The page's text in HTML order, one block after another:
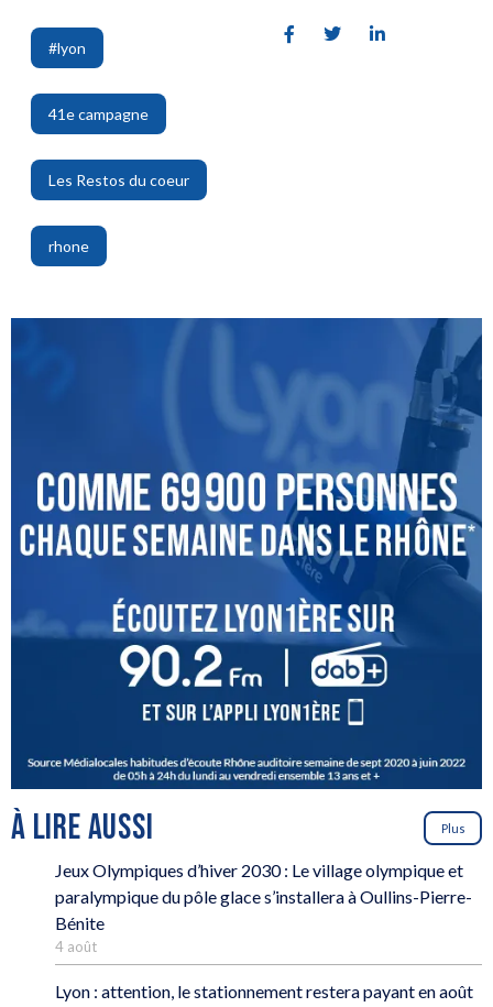
#lyon
,
41e campagne
,
Les Restos du coeur
,
rhone
À LIRE AUSSI Plus
Jeux Olympiques d’hiver 2030 : Le village olympique et
paralympique du pôle glace s’installera à Oullins-Pierre-
Bénite
4 août
Lyon : attention, le stationnement restera payant en août